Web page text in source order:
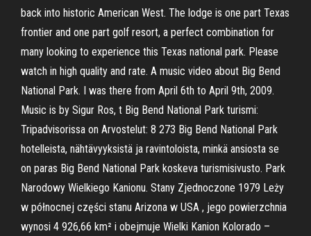
back into historic American West. The lodge is one part Texas
frontier and one part golf resort, a perfect combination for
many looking to experience this Texas national park. Please
watch in high quality and rate. A music video about Big Bend
National Park. I was there from April 6th to April 9th, 2009.
Music is by Sigur Ros, t Big Bend National Park turismi:
Tripadvisorissa on Arvostelut: 8 273 Big Bend National Park
hotelleista, nähtävyyksistä ja ravintoloista, minkä ansiosta se
on paras Big Bend National Park koskeva turismisivusto. Park
Narodowy Wielkiego Kanionu. Stany Zjednoczone 1979 Leży
w północnej części stanu Arizona w USA , jego powierzchnia
wynosi 4 926,66 km² i obejmuje Wielki Kanion Kolorado –